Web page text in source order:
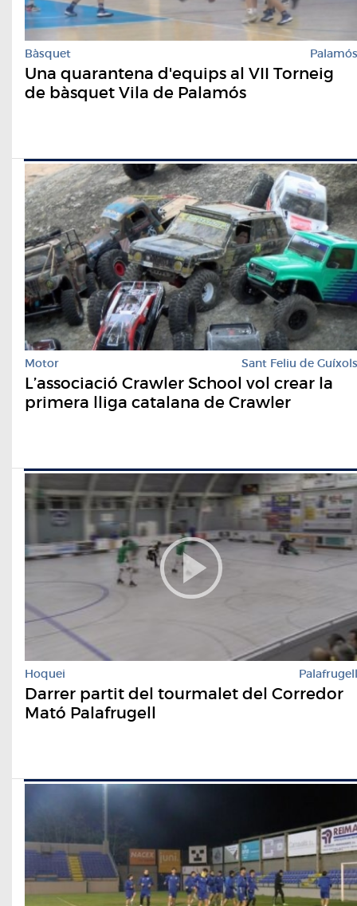
Bàsquet Palamós
Una quarantena d'equips al VII Torneig
de bàsquet Vila de Palamós
Motor Sant Feliu de Guíxols
L’associació Crawler School vol crear la
primera lliga catalana de Crawler
Hoquei Palafrugell
Darrer partit del tourmalet del Corredor
Mató Palafrugell